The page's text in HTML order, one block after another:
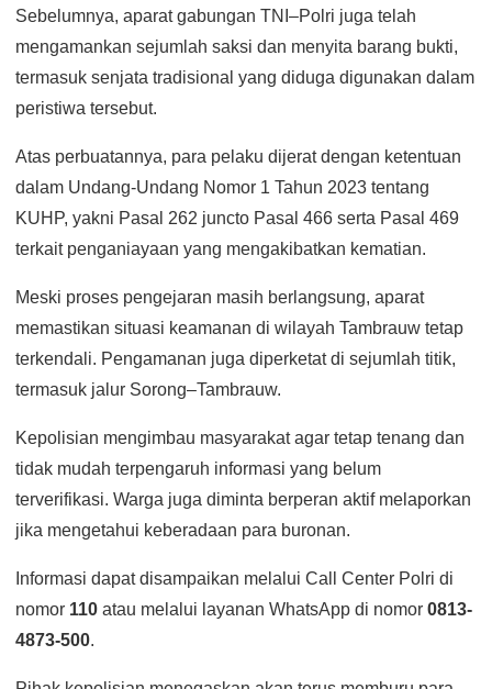
Sebelumnya, aparat gabungan TNI–Polri juga telah
mengamankan sejumlah saksi dan menyita barang bukti,
termasuk senjata tradisional yang diduga digunakan dalam
peristiwa tersebut.
Atas perbuatannya, para pelaku dijerat dengan ketentuan
dalam Undang-Undang Nomor 1 Tahun 2023 tentang
KUHP, yakni Pasal 262 juncto Pasal 466 serta Pasal 469
terkait penganiayaan yang mengakibatkan kematian.
Meski proses pengejaran masih berlangsung, aparat
memastikan situasi keamanan di wilayah Tambrauw tetap
terkendali. Pengamanan juga diperketat di sejumlah titik,
termasuk jalur Sorong–Tambrauw.
Kepolisian mengimbau masyarakat agar tetap tenang dan
tidak mudah terpengaruh informasi yang belum
terverifikasi. Warga juga diminta berperan aktif melaporkan
jika mengetahui keberadaan para buronan.
Informasi dapat disampaikan melalui Call Center Polri di
nomor 110 atau melalui layanan WhatsApp di nomor 0813-
4873-500.